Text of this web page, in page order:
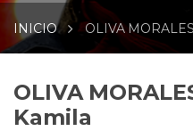
INICIO OLIVA
OLIVA
Kamila